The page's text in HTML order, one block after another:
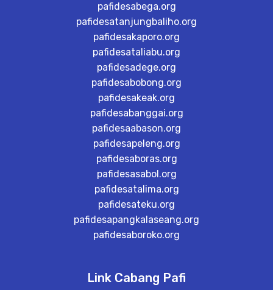
pafidesabega.org
pafidesatanjungbaliho.org
pafidesakaporo.org
pafidesataliabu.org
pafidesadege.org
pafidesabobong.org
pafidesakeak.org
pafidesabanggai.org
pafidesaabason.org
pafidesapeleng.org
pafidesaboras.org
pafidesasabol.org
pafidesatalima.org
pafidesateku.org
pafidesapangkalaseang.org
pafidesaboroko.org
Link Cabang Pafi